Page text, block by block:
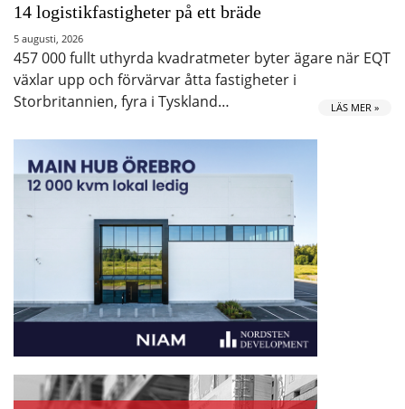
14 logistikfastigheter på ett bräde
5 augusti, 2026
457 000 fullt uthyrda kvadratmeter byter ägare när EQT
växlar upp och förvärvar åtta fastigheter i
Storbritannien, fyra i Tyskland…
LÄS MER »